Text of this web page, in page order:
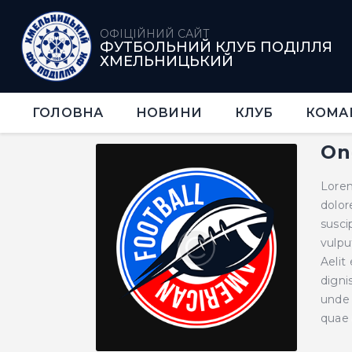
ОФІЦІЙНИЙ САЙТ
ФУТБОЛЬНИЙ КЛУБ ПОДІЛЛЯ
ХМЕЛЬНИЦЬКИЙ
ГОЛОВНА НОВИНИ КЛУБ
Aelit
quae